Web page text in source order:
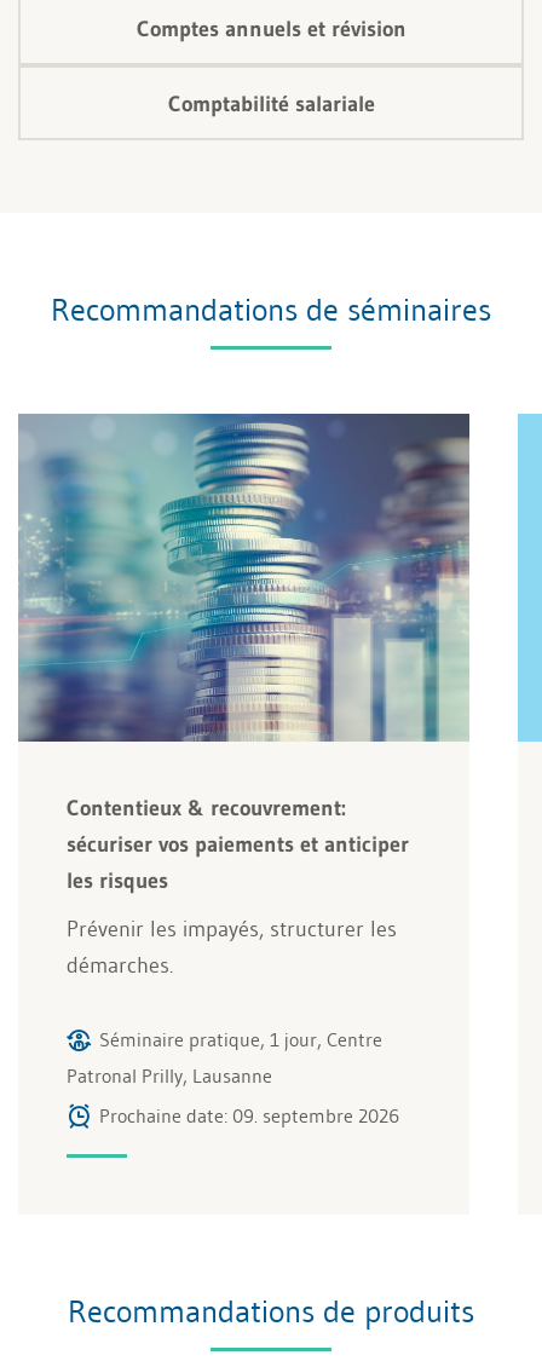
Comptes annuels et révision
Comptabilité salariale
Recommandations de séminaires
Contentieux & recouvrement:
sécuriser vos paiements et anticiper
les risques
Prévenir les impayés, structurer les
démarches.
Séminaire pratique, 1 jour, Centre
Patronal Prilly, Lausanne
Prochaine date: 09. septembre 2026
Recommandations de produits